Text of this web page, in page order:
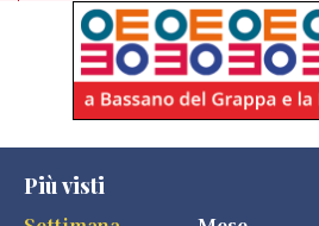
Più visti